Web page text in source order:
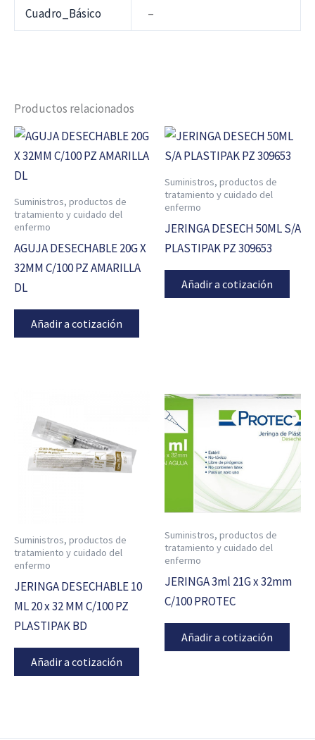
Cuadro_Básico –
Productos relacionados
Suministros, productos de
tratamiento y cuidado del
enfermo
AGUJA DESECHABLE 20G X
32MM C/100 PZ AMARILLA
DL
Añadir a cotización
Suministros, productos de
tratamiento y cuidado del
enfermo
JERINGA DESECH 50ML S/A
PLASTIPAK PZ 309653
Añadir a cotización
Suministros, productos de
tratamiento y cuidado del
enfermo
JERINGA DESECHABLE 10
ML 20 x 32 MM C/100 PZ
PLASTIPAK BD
Añadir a cotización
Suministros, productos de
tratamiento y cuidado del
enfermo
JERINGA 3ml 21G x 32mm
C/100 PROTEC
Añadir a cotización